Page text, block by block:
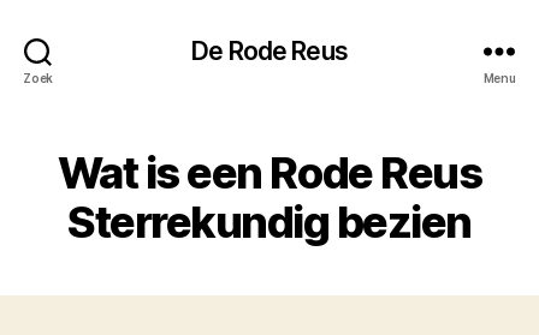
Zoek
De Rode Reus
Menu
Wat is een Rode Reus
Sterrekundig bezien